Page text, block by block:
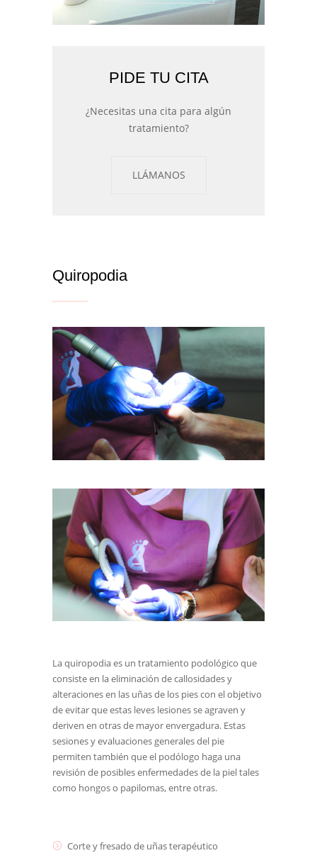
PIDE TU CITA
¿Necesitas una cita para algún
tratamiento?
LLÁMANOS
Quiropodia
La quiropodia es un tratamiento podológico que
consiste en la eliminación de callosidades y
alteraciones en las uñas de los pies con el objetivo
de evitar que estas leves lesiones se agraven y
deriven en otras de mayor envergadura. Estas
sesiones y evaluaciones generales del pie
permiten también que el podólogo haga una
revisión de posibles enfermedades de la piel tales
como hongos o papilomas, entre otras.
Corte y fresado de uñas terapéutico